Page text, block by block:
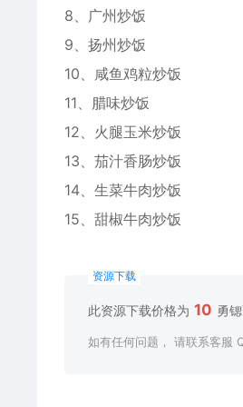
8、广州炒饭
9、扬州炒饭
10、咸鱼鸡粒炒饭
11、腊味炒饭
12、火腿玉米炒饭
13、茄汁香肠炒饭
14、生菜牛肉炒饭
15、甜椒牛肉炒饭
资源下载
此资源下载价格为 10 勇
如有任何问题， 请联系客服